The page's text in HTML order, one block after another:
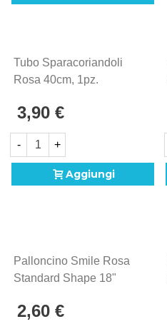
Tubo Sparacoriandoli
Rosa 40cm, 1pz.
3,90 €
- +
Aggiungi
Palloncino Smile Rosa
Standard Shape 18"
2,60 €